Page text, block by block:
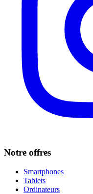
Notre offres
Smartphones
Tablets
Ordinateurs